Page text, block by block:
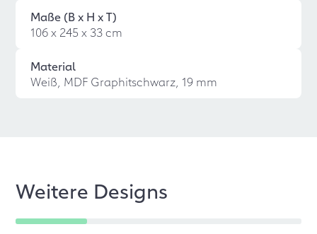
Maße (B x H x T)
106 x 245 x 33 cm
Material
Weiß, MDF Graphitschwarz, 19 mm
Weitere Designs